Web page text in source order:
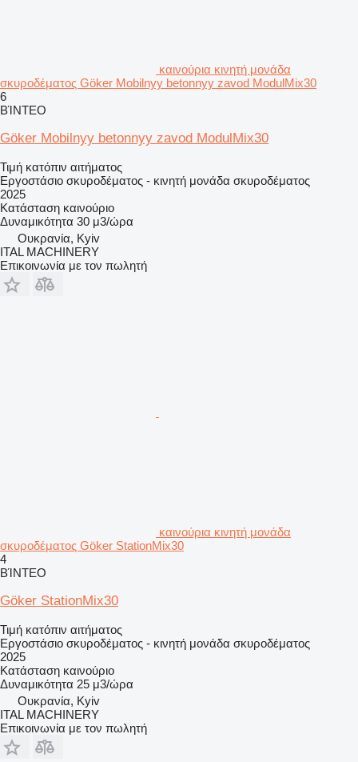
καινούρια κινητή μονάδα
σκυροδέματος Göker Mobilnyy betonnyy zavod ModulMix30
6
ΒΊΝΤΕΟ
Göker Mobilnyy betonnyy zavod ModulMix30
Τιμή κατόπιν αιτήματος
Εργοστάσιο σκυροδέματος - κινητή μονάδα σκυροδέματος
2025
Κατάσταση καινούριο
Δυναμικότητα 30 μ3/ώρα
Ουκρανία, Kyiv
ITAL MACHINERY
Επικοινωνία με τον πωλητή
καινούρια κινητή μονάδα
σκυροδέματος Göker StationMix30
4
ΒΊΝΤΕΟ
Göker StationMix30
Τιμή κατόπιν αιτήματος
Εργοστάσιο σκυροδέματος - κινητή μονάδα σκυροδέματος
2025
Κατάσταση καινούριο
Δυναμικότητα 25 μ3/ώρα
Ουκρανία, Kyiv
ITAL MACHINERY
Επικοινωνία με τον πωλητή